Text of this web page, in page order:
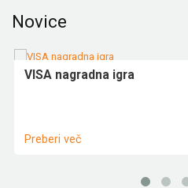
Novice
VISA nagradna igra
Preberi več